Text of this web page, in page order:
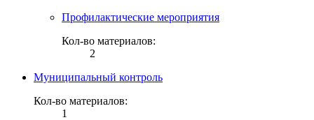
Профилактические мероприятия
Кол-во материалов:
2
Муниципальный контроль
Кол-во материалов:
1